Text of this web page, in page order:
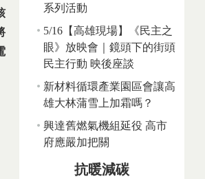
系列活動
5/16【高雄現場】《民主之
眼》放映會｜鏡頭下的街頭
民主行動 映後座談
新材料循環產業園區會讓高
雄大林蒲雪上加霜嗎？
興達舊燃氣機組延役 高市
府應嚴加把關
抗暖減碳